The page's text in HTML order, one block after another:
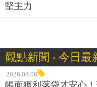
堅主力
觀點新聞 ‧ 今日最
2026.08.06
帳面獲利落袋才安心